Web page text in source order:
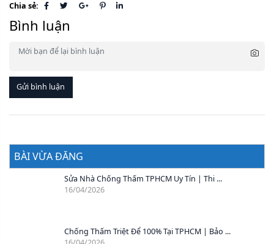
Chia sẻ:
Bình luận
Gửi bình luận
BÀI VỪA ĐĂNG
Sửa Nhà Chống Thấm TPHCM Uy Tín | Thi ...
16/04/2026
Chống Thấm Triệt Để 100% Tại TPHCM | Bảo ...